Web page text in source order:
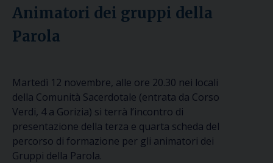
Animatori dei gruppi della
Parola
Martedì 12 novembre, alle ore 20.30 nei locali
della Comunità Sacerdotale (entrata da Corso
Verdi, 4 a Gorizia) si terrà l’incontro di
presentazione della terza e quarta scheda del
percorso di formazione per gli animatori dei
Gruppi della Parola.